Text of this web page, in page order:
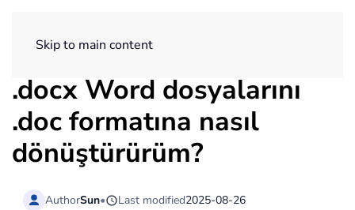
Skip to main content
.docx Word dosyalarını
.doc formatına nasıl
dönüştürürüm?
AuthorSun• Last modified2025-08-26